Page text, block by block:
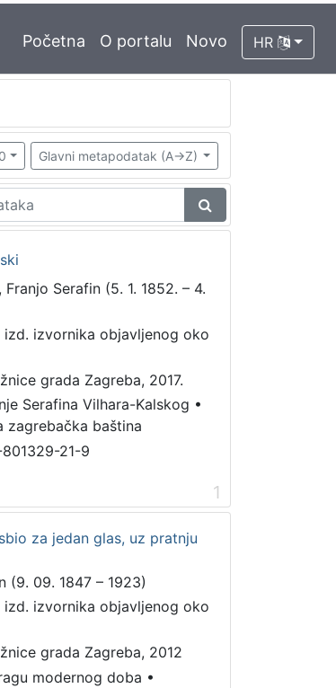
Početna O portalu Novo HR
Glavni metapodatak (A->Z)
Serafin (5. 1. 1852. – 4.
izd. izvornika objavljenog oko
grada Zagreba, 2017.
Serafina Vilhara-Kalskog •
zagrebačka baština
21-9
1
za jedan glas, uz pratnju
(9. 09. 1847 – 1923)
izd. izvornika objavljenog oko
grada Zagreba, 2012
modernog doba •